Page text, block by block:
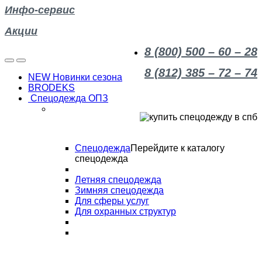
Инфо-сервис
Акции
8 (800) 500 – 60 – 28
8 (812) 385 – 72 – 74
NEW Новинки сезона
BRODEKS
Спецодежда ОПЗ
СпецодеждаПерейдите к каталогу
спецодежда
Летняя спецодежда
Зимняя спецодежда
Для сферы услуг
Для охранных структур